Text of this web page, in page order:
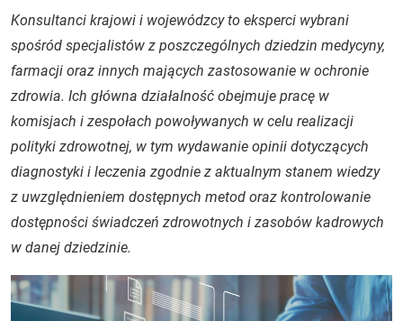
Konsultanci krajowi i wojewódzcy to eksperci wybrani
spośród specjalistów z poszczególnych dziedzin medycyny,
farmacji oraz innych mających zastosowanie w ochronie
zdrowia. Ich główna działalność obejmuje pracę w
komisjach i zespołach powoływanych w celu realizacji
polityki zdrowotnej, w tym wydawanie opinii dotyczących
diagnostyki i leczenia zgodnie z aktualnym stanem wiedzy
z uwzględnieniem dostępnych metod oraz kontrolowanie
dostępności świadczeń zdrowotnych i zasobów kadrowych
w danej dziedzinie.